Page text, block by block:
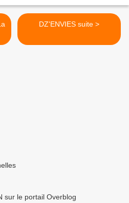
DZ'ENVIES suite >
sur le portail Overblog